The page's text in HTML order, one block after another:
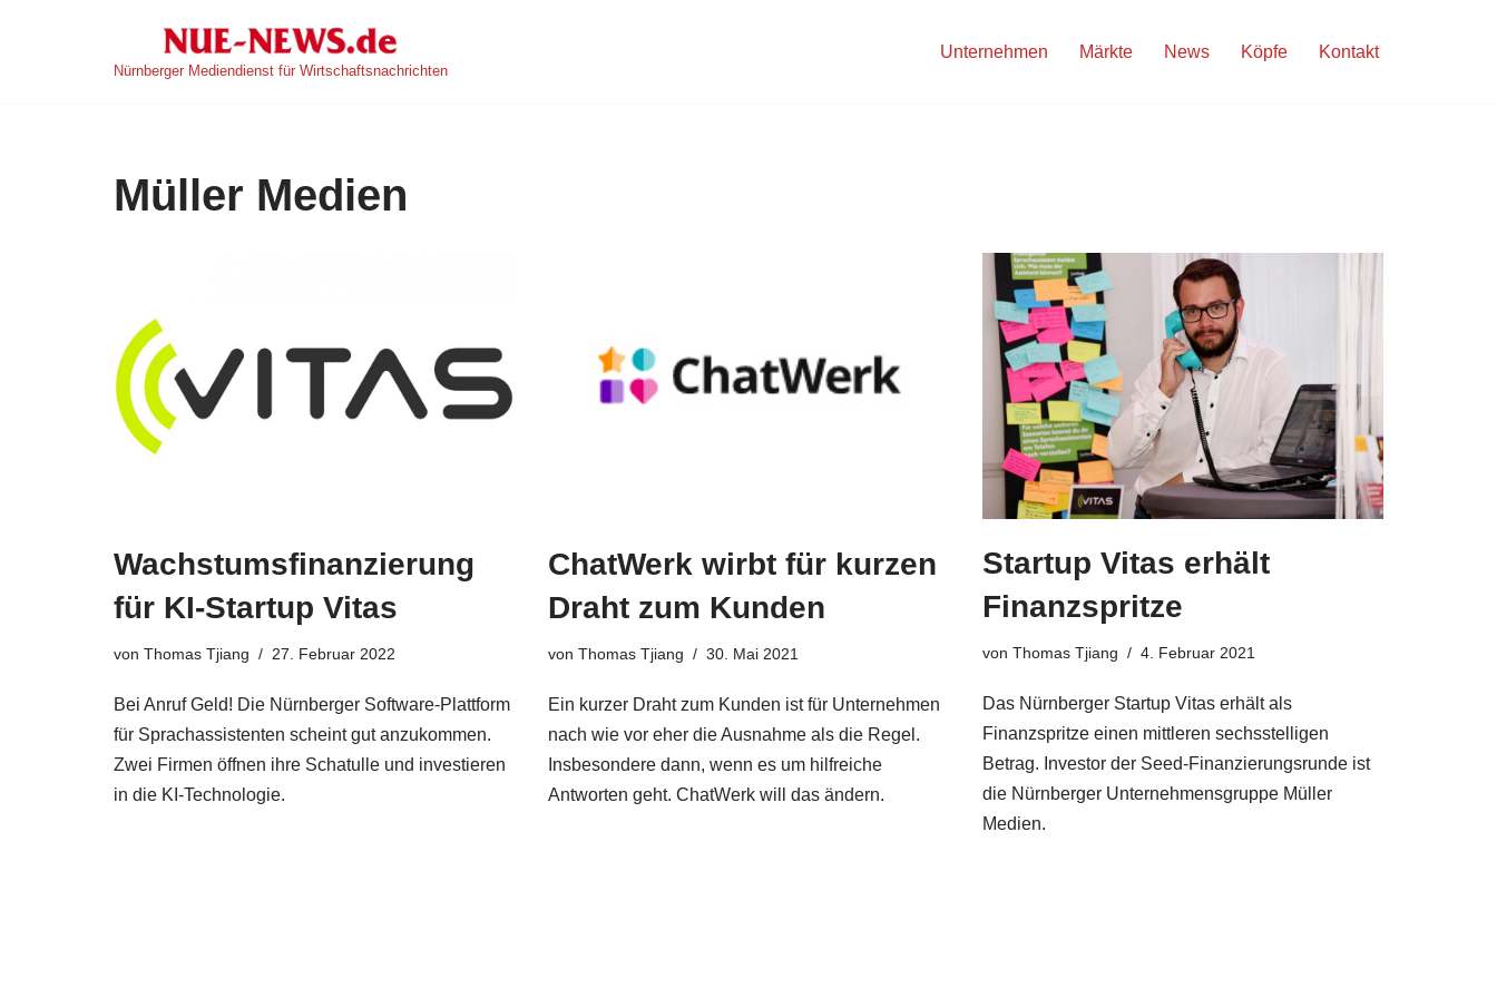
Nürnberger Mediendienst für Wirtschaftsnachrichten
Unternehmen Märkte News Köpfe Kontakt
Müller Medien
Wachstumsfinanzierung
für KI-Startup Vitas
von Thomas Tjiang 27. Februar 2022
Bei Anruf Geld! Die Nürnberger Software-Plattform
für Sprachassistenten scheint gut anzukommen.
Zwei Firmen öffnen ihre Schatulle und investieren
in die KI-Technologie.
ChatWerk wirbt für kurzen
Draht zum Kunden
von Thomas Tjiang 30. Mai 2021
Ein kurzer Draht zum Kunden ist für Unternehmen
nach wie vor eher die Ausnahme als die Regel.
Insbesondere dann, wenn es um hilfreiche
Antworten geht. ChatWerk will das ändern.
Startup Vitas erhält
Finanzspritze
von Thomas Tjiang 4. Februar 2021
Das Nürnberger Startup Vitas erhält als
Finanzspritze einen mittleren sechsstelligen
Betrag. Investor der Seed-Finanzierungsrunde ist
die Nürnberger Unternehmensgruppe Müller
Medien.